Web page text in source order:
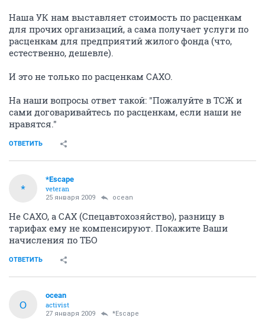
Наша УК нам выставляет стоимость по расценкам
для прочих организаций, а сама получает услуги по
расценкам для предприятий жилого фонда (что,
естественно, дешевле).
И это не только по расценкам САХО.
На наши вопросы ответ такой: "Пожалуйте в ТСЖ и
сами договаривайтесь по расценкам, если наши не
нравятся."
ОТВЕТИТЬ
*
*Escape
veteran
25 января 2009 ocean
Не САХО, а САХ (Спецавтохозяйство), разницу в
тарифах ему не компенсируют. Покажите Ваши
начисления по ТБО
ОТВЕТИТЬ
O
ocean
activist
27 января 2009 *Escape